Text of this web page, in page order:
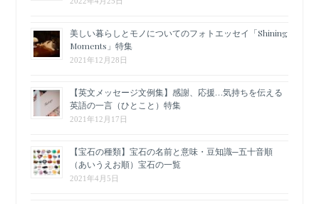
美しい暮らしとモノについてのフォトエッセイ「Shining
Moments」特集
2021年12月28日
【英文メッセージ文例集】感謝、応援…気持ちを伝える
英語の一言（ひとこと）特集
2021年12月17日
【宝石の種類】宝石の名前と意味・豆知識─五十音順
（あいうえお順）宝石の一覧
2021年4月5日